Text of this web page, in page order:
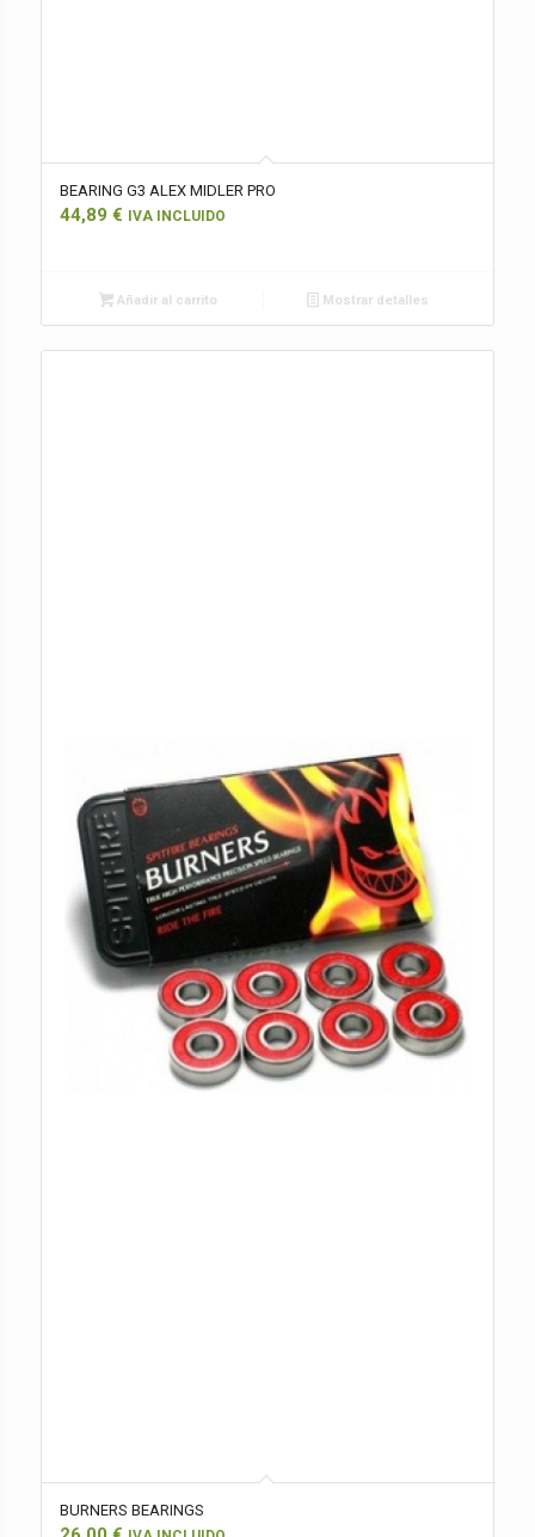
BEARING G3 ALEX MIDLER PRO
44,89 € IVA INCLUIDO
Añadir al carrito Mostrar detalles
BURNERS BEARINGS